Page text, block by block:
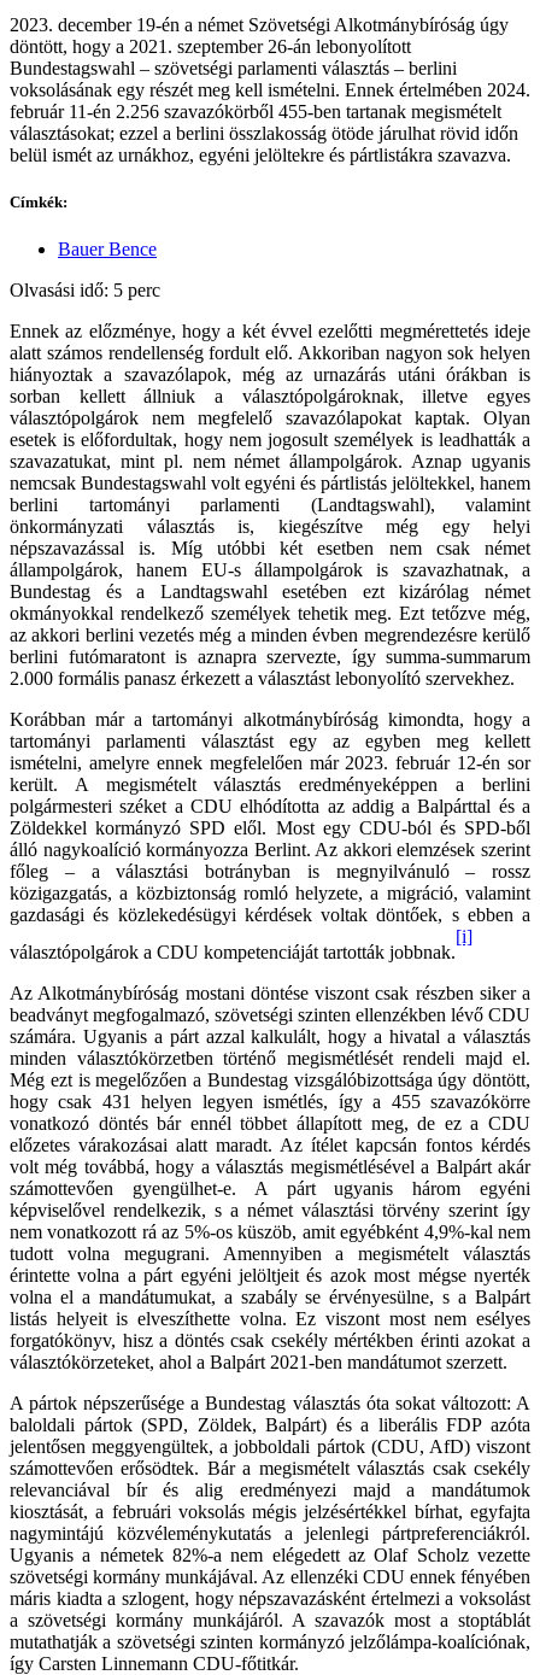
2023. december 19-én a német Szövetségi Alkotmánybíróság úgy
döntött, hogy a 2021. szeptember 26-án lebonyolított
Bundestagswahl – szövetségi parlamenti választás – berlini
voksolásának egy részét meg kell ismételni. Ennek értelmében 2024.
február 11-én 2.256 szavazókörből 455-ben tartanak megismételt
választásokat; ezzel a berlini összlakosság ötöde járulhat rövid időn
belül ismét az urnákhoz, egyéni jelöltekre és pártlistákra szavazva.
Címkék:
Bauer Bence
Olvasási idő: 5 perc
Ennek az előzménye, hogy a két évvel ezelőtti megmérettetés ideje
alatt számos rendellenség fordult elő. Akkoriban nagyon sok helyen
hiányoztak a szavazólapok, még az urnazárás utáni órákban is
sorban kellett állniuk a választópolgároknak, illetve egyes
választópolgárok nem megfelelő szavazólapokat kaptak. Olyan
esetek is előfordultak, hogy nem jogosult személyek is leadhatták a
szavazatukat, mint pl. nem német állampolgárok. Aznap ugyanis
nemcsak Bundestagswahl volt egyéni és pártlistás jelöltekkel, hanem
berlini tartományi parlamenti (Landtagswahl), valamint
önkormányzati választás is, kiegészítve még egy helyi
népszavazással is. Míg utóbbi két esetben nem csak német
állampolgárok, hanem EU-s állampolgárok is szavazhatnak, a
Bundestag és a Landtagswahl esetében ezt kizárólag német
okmányokkal rendelkező személyek tehetik meg. Ezt tetőzve még,
az akkori berlini vezetés még a minden évben megrendezésre kerülő
berlini futómaratont is aznapra szervezte, így summa-summarum
2.000 formális panasz érkezett a választást lebonyolító szervekhez.
Korábban már a tartományi alkotmánybíróság kimondta, hogy a
tartományi parlamenti választást egy az egyben meg kellett
ismételni, amelyre ennek megfelelően már 2023. február 12-én sor
került. A megismételt választás eredményeképpen a berlini
polgármesteri széket a CDU elhódította az addig a Balpárttal és a
Zöldekkel kormányzó SPD elől. Most egy CDU-ból és SPD-ből
álló nagykoalíció kormányozza Berlint. Az akkori elemzések szerint
főleg – a választási botrányban is megnyilvánuló – rossz
közigazgatás, a közbiztonság romló helyzete, a migráció, valamint
gazdasági és közlekedésügyi kérdések voltak döntőek, s ebben a
választópolgárok a CDU kompetenciáját tartották jobbnak.
[i]
Az Alkotmánybíróság mostani döntése viszont csak részben siker a
beadványt megfogalmazó, szövetségi szinten ellenzékben lévő CDU
számára. Ugyanis a párt azzal kalkulált, hogy a hivatal a választás
minden választókörzetben történő megismétlését rendeli majd el.
Még ezt is megelőzően a Bundestag vizsgálóbizottsága úgy döntött,
hogy csak 431 helyen legyen ismétlés, így a 455 szavazókörre
vonatkozó döntés bár ennél többet állapított meg, de ez a CDU
előzetes várakozásai alatt maradt. Az ítélet kapcsán fontos kérdés
volt még továbbá, hogy a választás megismétlésével a Balpárt akár
számottevően gyengülhet-e. A párt ugyanis három egyéni
képviselővel rendelkezik, s a német választási törvény szerint így
nem vonatkozott rá az 5%-os küszöb, amit egyébként 4,9%-kal nem
tudott volna megugrani. Amennyiben a megismételt választás
érintette volna a párt egyéni jelöltjeit és azok most mégse nyerték
volna el a mandátumukat, a szabály se érvényesülne, s a Balpárt
listás helyeit is elveszíthette volna. Ez viszont most nem esélyes
forgatókönyv, hisz a döntés csak csekély mértékben érinti azokat a
választókörzeteket, ahol a Balpárt 2021-ben mandátumot szerzett.
A pártok népszerűsége a Bundestag választás óta sokat változott: A
baloldali pártok (SPD, Zöldek, Balpárt) és a liberális FDP azóta
jelentősen meggyengültek, a jobboldali pártok (CDU, AfD) viszont
számottevően erősödtek. Bár a megismételt választás csak csekély
relevanciával bír és alig eredményezi majd a mandátumok
kiosztását, a februári voksolás mégis jelzésértékkel bírhat, egyfajta
nagymintájú közvéleménykutatás a jelenlegi pártpreferenciákról.
Ugyanis a németek 82%-a nem elégedett az Olaf Scholz vezette
szövetségi kormány munkájával. Az ellenzéki CDU ennek fényében
máris kiadta a szlogent, hogy népszavazásként értelmezi a voksolást
a szövetségi kormány munkájáról. A szavazók most a stoptáblát
mutathatják a szövetségi szinten kormányzó jelzőlámpa-koalíciónak,
így Carsten Linnemann CDU-főtitkár.